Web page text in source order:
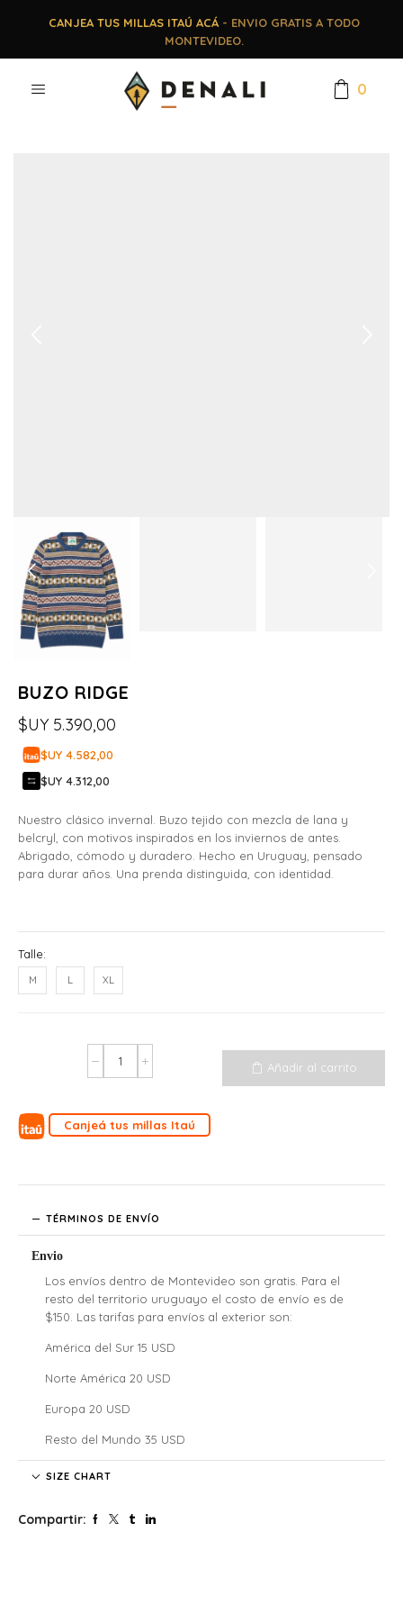
CANJEA TUS MILLAS ITAÚ ACÁ- ENVIO GRATIS A TODO
MONTEVIDEO.
0
BUZO RIDGE
$UY 5.390,00
$UY 4.582,00
$UY 4.312,00
Nuestro clásico invernal. Buzo tejido con mezcla de lana y
belcryl, con motivos inspirados en los inviernos de antes.
Abrigado, cómodo y duradero. Hecho en Uruguay, pensado
para durar años. Una prenda distinguida, con identidad.
Talle:
M L XL
Añadir al carrito
Canjeá tus millas Itaú
TÉRMINOS DE ENVÍO
Envio
Los envíos dentro de Montevideo son gratis. Para el
resto del territorio uruguayo el costo de envío es de
$150. Las tarifas para envíos al exterior son:
América del Sur 15 USD
Norte América 20 USD
Europa 20 USD
Resto del Mundo 35 USD
Denali no se hace responsable por las regulaciones
responsables por los costos y atrasos que estos puedan
SIZE CHART
Compartir: